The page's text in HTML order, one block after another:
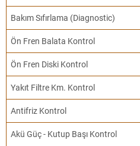
Bakım Sıfırlama (Diagnostic)
Ön Fren Balata Kontrol
Ön Fren Diski Kontrol
Yakıt Filtre Km. Kontrol
Antifriz Kontrol
Akü Güç - Kutup Başı Kontrol